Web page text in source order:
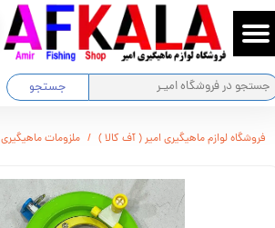
جستجو
حساب کاربری من
تغییر گذر واژه
فروشگاه لوازم ماهیگیری امیر ( آف کالا ) ملزومات ماهیگیری